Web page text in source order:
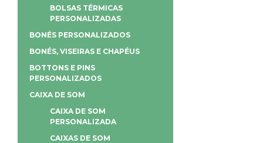
BOLSAS TÉRMICAS
PERSONALIZADAS
BONÉS PERSONALIZADOS
BONÉS, VISEIRAS E CHAPÉUS
BOTTONS E PINS
PERSONALIZADOS
CAIXA DE SOM
CAIXA DE SOM
PERSONALIZADA
CAIXAS DE SOM